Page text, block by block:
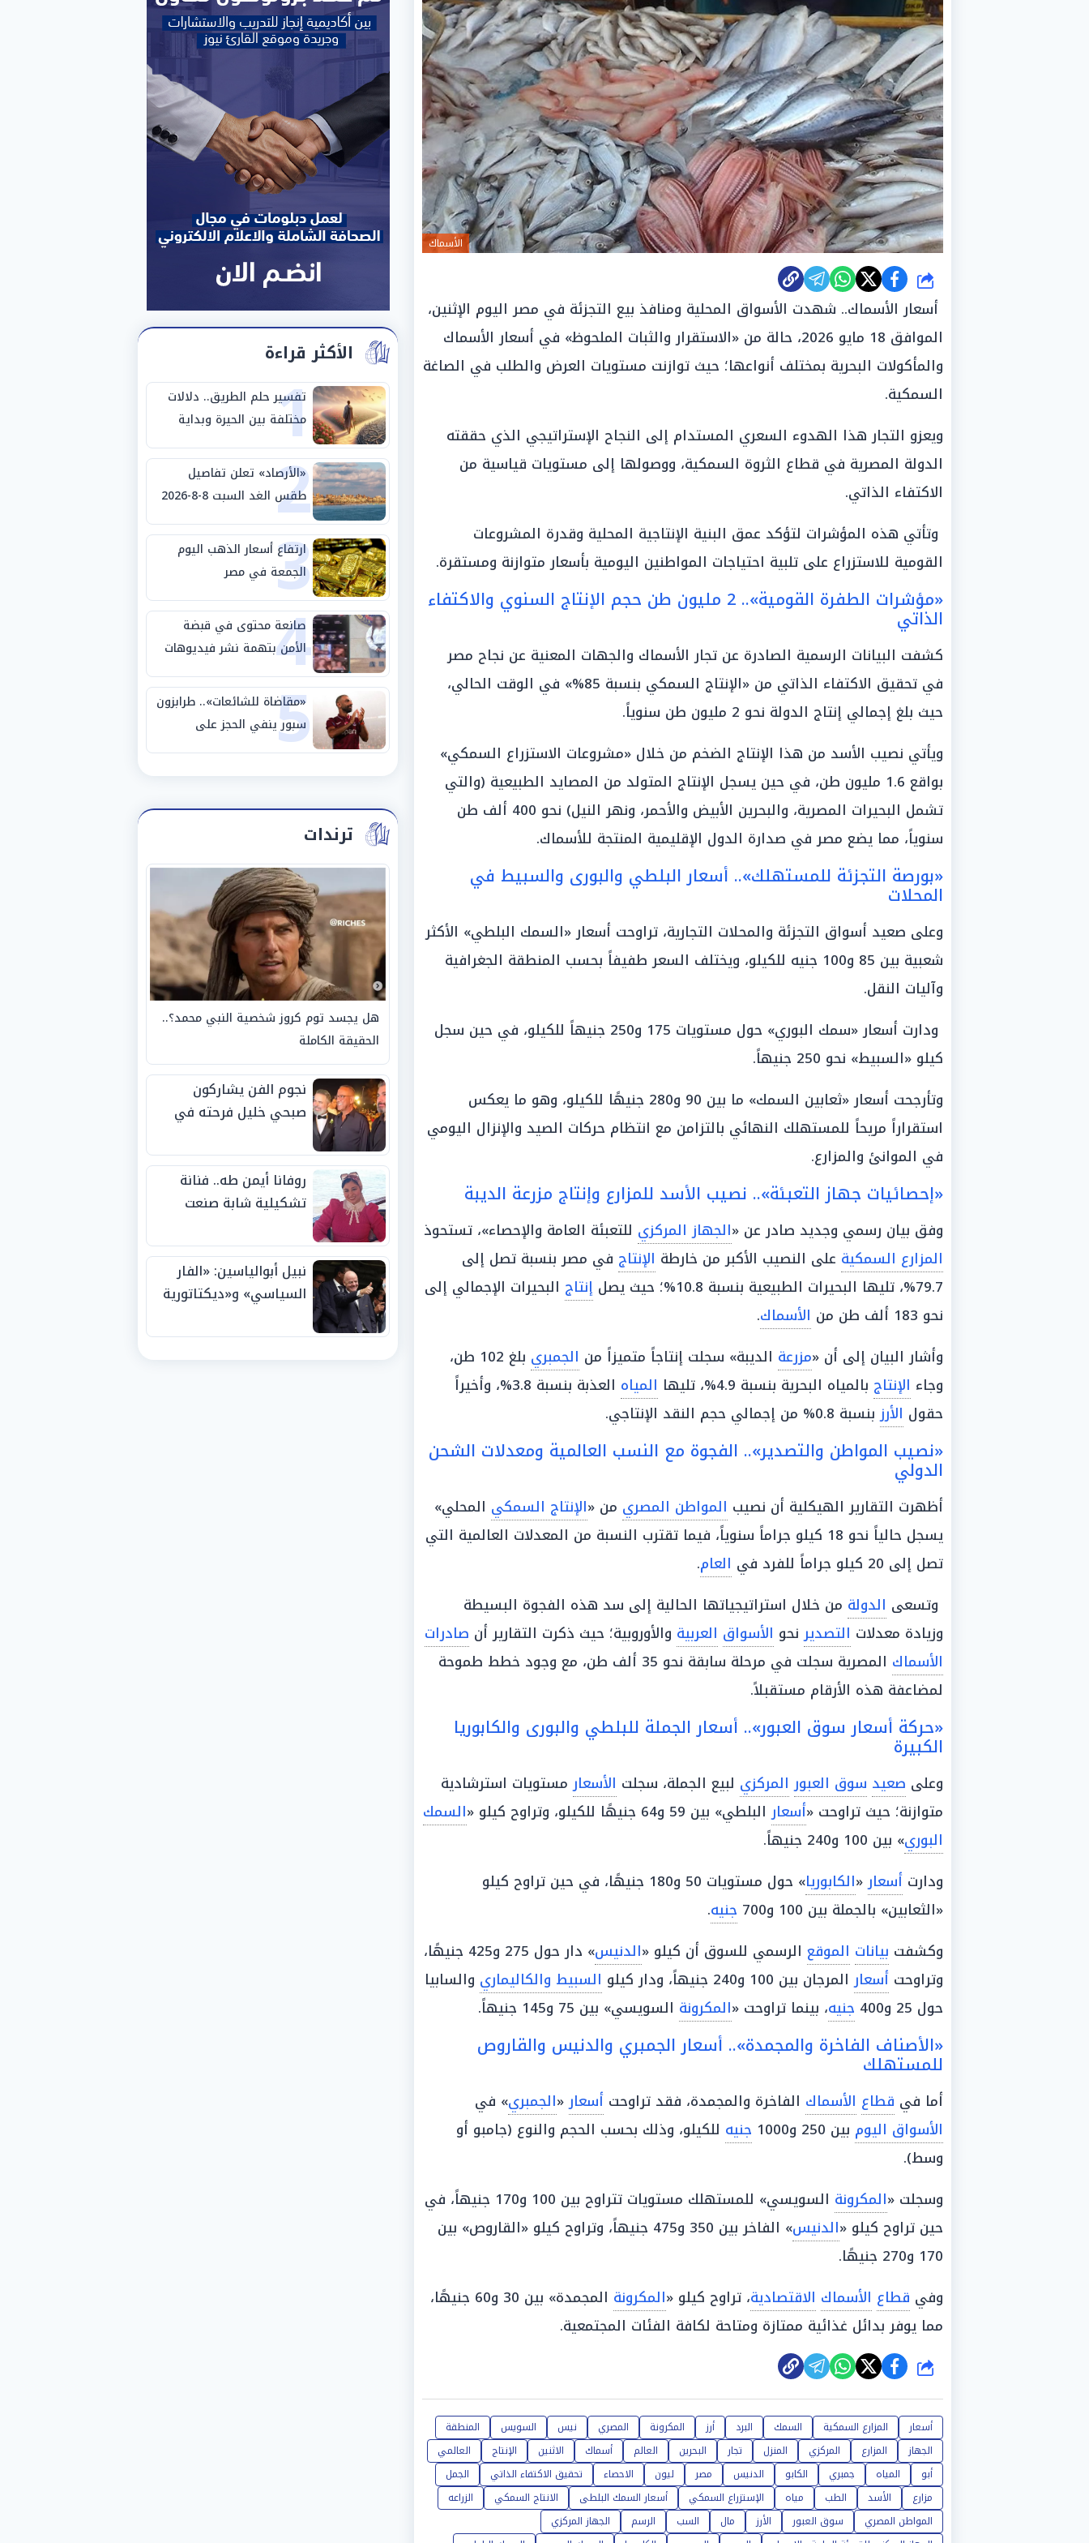
الأسماك
شارك
أسعار الأسماك.. شهدت الأسواق المحلية ومنافذ بيع التجزئة في مصر اليوم الإثنين،
الموافق 18 مايو 2026، حالة من «الاستقرار والثبات الملحوظ» في أسعار الأسماك
والمأكولات البحرية بمختلف أنواعها؛ حيث توازنت مستويات العرض والطلب في الصاغة
السمكية.
ويعزو التجار هذا الهدوء السعري المستدام إلى النجاح الإستراتيجي الذي حققته
الدولة المصرية في قطاع الثروة السمكية، ووصولها إلى مستويات قياسية من
الاكتفاء الذاتي.
وتأتي هذه المؤشرات لتؤكد عمق البنية الإنتاجية المحلية وقدرة المشروعات
القومية للاستزراع على تلبية احتياجات المواطنين اليومية بأسعار متوازنة ومستقرة.
«مؤشرات الطفرة القومية».. 2 مليون طن حجم الإنتاج السنوي والاكتفاء
الذاتي
كشفت البيانات الرسمية الصادرة عن تجار الأسماك والجهات المعنية عن نجاح مصر
في تحقيق الاكتفاء الذاتي من «الإنتاج السمكي بنسبة 85%» في الوقت الحالي،
حيث بلغ إجمالي إنتاج الدولة نحو 2 مليون طن سنوياً.
ويأتي نصيب الأسد من هذا الإنتاج الضخم من خلال «مشروعات الاستزراع السمكي»
بواقع 1.6 مليون طن، في حين يسجل الإنتاج المتولد من المصايد الطبيعية (والتي
تشمل البحيرات المصرية، والبحرين الأبيض والأحمر، ونهر النيل) نحو 400 ألف طن
سنوياً، مما يضع مصر في صدارة الدول الإقليمية المنتجة للأسماك.
«بورصة التجزئة للمستهلك».. أسعار البلطي والبورى والسبيط في
المحلات
وعلى صعيد أسواق التجزئة والمحلات التجارية، تراوحت أسعار «السمك البلطي» الأكثر
شعبية بين 85 و100 جنيه للكيلو، ويختلف السعر طفيفاً بحسب المنطقة الجغرافية
وآليات النقل.
ودارت أسعار «سمك البوري» حول مستويات 175 و250 جنيهاً للكيلو، في حين سجل
كيلو «السبيط» نحو 250 جنيهاً.
وتأرجحت أسعار «ثعابين السمك» ما بين 90 و280 جنيهًا للكيلو، وهو ما يعكس
استقراراً مريحاً للمستهلك النهائي بالتزامن مع انتظام حركات الصيد والإنزال اليومي
في الموانئ والمزارع.
«إحصائيات جهاز التعبئة».. نصيب الأسد للمزارع وإنتاج مزرعة الديبة
وفق بيان رسمي وجديد صادر عن «الجهاز المركزي للتعبئة العامة والإحصاء»، تستحوذ
المزارع السمكية على النصيب الأكبر من خارطة الإنتاج في مصر بنسبة تصل إلى
79.7%، تليها البحيرات الطبيعية بنسبة 10.8%؛ حيث يصل
إنتاج البحيرات الإجمالي إلى
نحو 183 ألف طن من
الأسماك.
وأشار البيان إلى أن «مزرعة الديبة» سجلت إنتاجاً متميزاً من الجمبري
بلغ 102 طن،
وجاء الإنتاج بالمياه البحرية بنسبة 4.9%، تليها المياه
العذبة بنسبة 3.8%، وأخيراً
حقول الأرزبنسبة 0.8% من إجمالي حجم النقد الإنتاجي.
«نصيب المواطن والتصدير».. الفجوة مع النسب العالمية ومعدلات الشحن
الدولي
أظهرت التقارير الهيكلية أن نصيب المواطن المصري من «الإنتاج السمكي المحلي»
يسجل حالياً نحو 18 كيلو جراماً سنوياً، فيما تقترب النسبة من المعدلات العالمية التي
تصل إلى 20 كيلو جراماً للفرد في
العام.
وتسعى الدولة من خلال استراتيجياتها الحالية إلى سد هذه الفجوة البسيطة
وزيادة معدلات التصديرنحو الأسواق العربية والأوروبية؛ حيث ذكرت التقارير أن صادرات
الأسماك
المصرية سجلت في مرحلة سابقة نحو 35 ألف طن، مع وجود خطط طموحة
لمضاعفة هذه الأرقام مستقبلاً.
«حركة أسعار سوق العبور».. أسعار الجملة للبلطي والبورى والكابوريا
الكبيرة
وعلى صعيد سوق العبور المركزي لبيع الجملة، سجلت الأسعارمستويات استرشادية
متوازنة؛ حيث تراوحت «أسعارالبلطي» بين 59 و64 جنيهًا للكيلو، وتراوح كيلو «
السمك
البوري» بين 100 و240 جنيهاً.
ودارت أسعار«الكابوريا
» حول مستويات 50 و180 جنيهًا، في حين تراوح كيلو
«الثعابين» بالجملة بين 100 و700
جنيه.
وكشفت بيانات الموقع الرسمي للسوق أن كيلو «الدنيس
» دار حول 275 و425 جنيهًا،
وتراوحت أسعارالمرجان بين 100 و240 جنيهاً، ودار كيلو السبيط والكاليماري والسابيا
حول 25 و400
جنيه، بينما تراوحت «المكرونة السويسي» بين 75 و145 جنيهاً.
«الأصناف الفاخرة والمجمدة».. أسعار الجمبري والدنيس والقاروص
للمستهلك
أما في قطاع الأسماك الفاخرة والمجمدة، فقد تراوحت أسعار«الجمبري» في
الأسواق اليوم بين 250 و1000 جنيه للكيلو، وذلك بحسب الحجم والنوع (جامبو أو
وسط).
وسجلت «المكرونة
السويسي» للمستهلك مستويات تتراوح بين 100 و170 جنيهاً، في
حين تراوح كيلو «الدنيس
» الفاخر بين 350 و475 جنيهاً، وتراوح كيلو «القاروص» بين
170 و270 جنيهًا.
وفي قطاع الأسماك الاقتصادية، تراوح كيلو «المكرونة
المجمدة» بين 30 و60 جنيهًا،
مما يوفر بدائل غذائية ممتازة ومتاحة لكافة الفئات المجتمعية.
شارك
أسعار المزارع السمكية السمك البرد أرز المكرونة المصري نيس السويس
المنطقة
الجهاز
المزارع المركزي المنزل تجار البحرين العالم أسماك الاثنين الإنتاج
العالمي
أبو
المياه جمبري الكابو الدنيس مصر ليون الاحصاء تحقيق الاكتفاء الذاتي
الجمل
مزارع
الأسد الطب مياه الإستزراع السمكي أسعار السمك البلطى الانتاج السمكي
الزراعه
المواطن المصري
سوق العبور الأرز مال السب الرسم
الجهاز المركزي
الأكثر قراءة
1
تفسير حلم الطريق.. دلالات
مختلفة بين الحيرة وبداية
مرحلة جديدة
2
«الأرصاد» تعلن تفاصيل
طقس الغد السبت 8-8-2026
والظواهر الجوية
3
ارتفاع أسعار الذهب اليوم
الجمعة في مصر
4
صانعة محتوى في قبضة
الأمن بتهمة نشر فيديوهات
خادشة للحياء
5
«مقاضاة للشائعات».. طرابزون
سبور ينفي الحجز على
مستحقات محمد صلاح
ترندات
هل يجسد توم كروز شخصية النبي محمد؟..
الحقيقة الكاملة
نجوم الفن يشاركون
صبحي خليل فرحته في
روفانا أيمن طه.. فنانة
تشكيلية شابة صنعت
الجوائز منذ الصغر
نبيل أبوالياسين: «الفار
السياسي» و«ديكتاتورية
الفيفا».. وإقالة